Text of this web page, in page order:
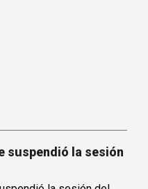
suspendió la sesión